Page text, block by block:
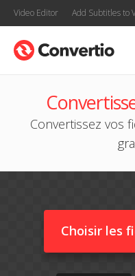
Video Editor Add Subtitles to
Convertissez vos
Choisir les